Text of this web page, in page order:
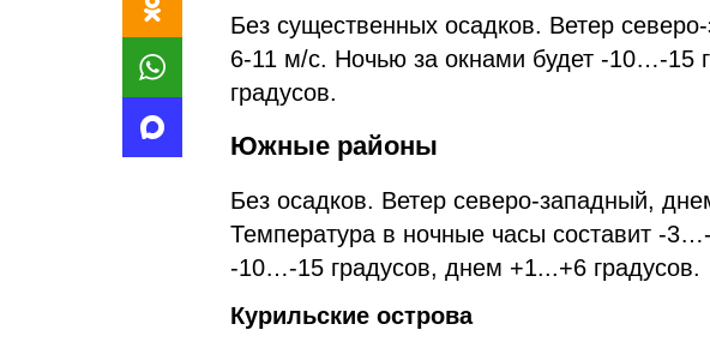
Без существенных осадков. Ветер
6-11 м/с. Ночью за окнами будет -10…-
градусов.
Южные районы
Без осадков. Ветер северо-западный,
Температура в ночные часы составит -
-10…-15 градусов, днем +1...+6 градусов.
Курильские острова